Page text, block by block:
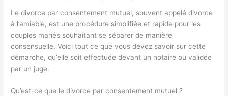
Le divorce par consentement mutuel, souvent appelé divorce
à l’amiable, est une procédure simplifiée et rapide pour les
couples mariés souhaitant se séparer de manière
consensuelle. Voici tout ce que vous devez savoir sur cette
démarche, qu’elle soit effectuée devant un notaire ou validée
par un juge.
Qu’est-ce que le divorce par consentement mutuel ?